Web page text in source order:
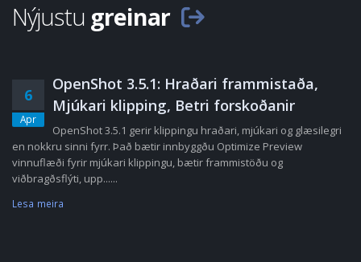
Nýjustu greinar
6
Apr
OpenShot 3.5.1: Hraðari frammistaða,
Mjúkari klipping, Betri forskoðanir
OpenShot 3.5.1 gerir klippingu hraðari, mjúkari og glæsilegri
en nokkru sinni fyrr. Það bætir innbyggðu Optimize Preview
vinnuflæði fyrir mjúkari klippingu, bætir frammistöðu og
viðbragðsflýti, upp......
Lesa meira